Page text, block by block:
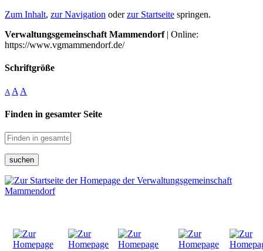
Zum Inhalt, zur Navigation oderzur Startseite springen.
Verwaltungsgemeinschaft Mammendorf| Online:
https://www.vgmammendorf.de/
Schriftgröße
A A A
Finden in gesamter Seite
suchen